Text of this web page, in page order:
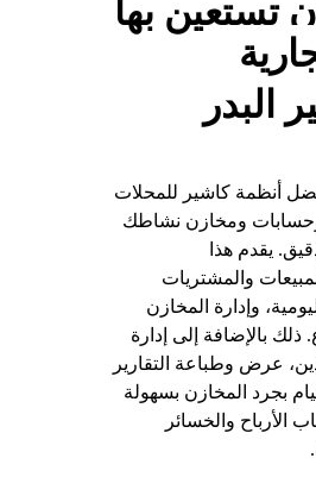
تستعين بها
البدر
أنظمة كاشير للمحلات
وحسابات ومخازن نشاطك
يقدم هذا
والمشتريات
وإدارة المخازن
بالإضافة إلى إدارة
عرض وطباعة التقارير
بجرد المخازن بسهولة
الأرباح والخسائر